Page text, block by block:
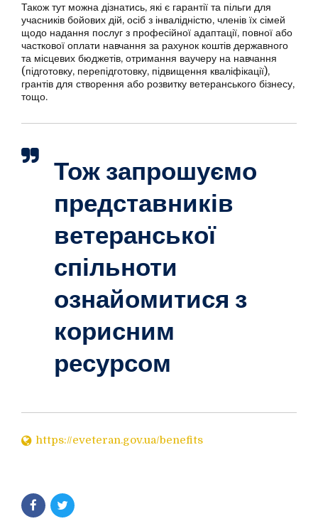
Також тут можна дізнатись, які є гарантії та пільги для
учасників бойових дій, осіб з інвалідністю, членів їх сімей
щодо надання послуг з професійної адаптації, повної або
часткової оплати навчання за рахунок коштів державного
та місцевих бюджетів, отримання ваучеру на навчання
(підготовку, перепідготовку, підвищення кваліфікації),
грантів для створення або розвитку ветеранського бізнесу,
тощо.
Тож запрошуємо
представників
ветеранської
спільноти
ознайомитися з
корисним
ресурсом
https://eveteran.gov.ua/benefits